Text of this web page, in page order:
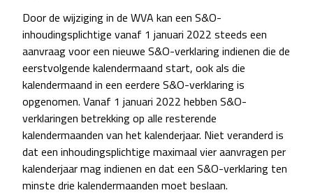
Door de wijziging in de WVA kan een S&O-
inhoudingsplichtige vanaf 1 januari 2022 steeds een
aanvraag voor een nieuwe S&O-verklaring indienen die de
eerstvolgende kalendermaand start, ook als die
kalendermaand in een eerdere S&O-verklaring is
opgenomen. Vanaf 1 januari 2022 hebben S&O-
verklaringen betrekking op alle resterende
kalendermaanden van het kalenderjaar. Niet veranderd is
dat een inhoudingsplichtige maximaal vier aanvragen per
kalenderjaar mag indienen en dat een S&O-verklaring ten
minste drie kalendermaanden moet beslaan.